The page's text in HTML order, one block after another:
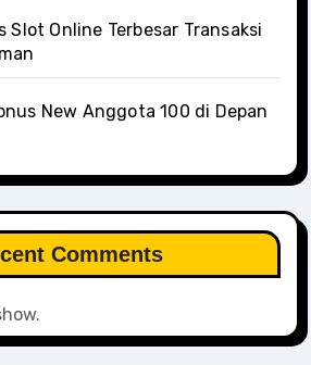
Online Terbesar Transaksi
New Anggota 100 di Depan
Comments